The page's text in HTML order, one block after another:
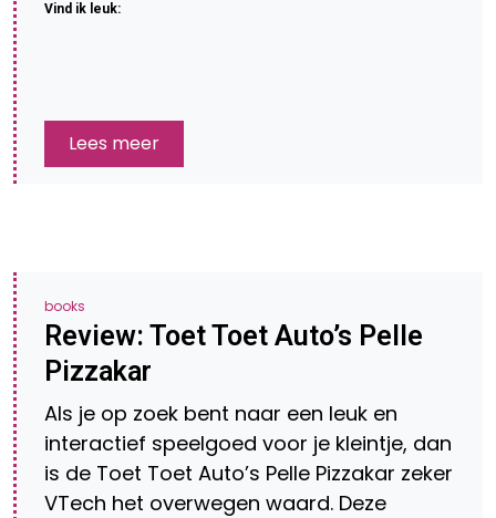
Vind ik leuk:
Lees meer
books
Review: Toet Toet Auto’s Pelle
Pizzakar
Als je op zoek bent naar een leuk en
interactief speelgoed voor je kleintje, dan
is de Toet Toet Auto’s Pelle Pizzakar zeker
VTech het overwegen waard. Deze